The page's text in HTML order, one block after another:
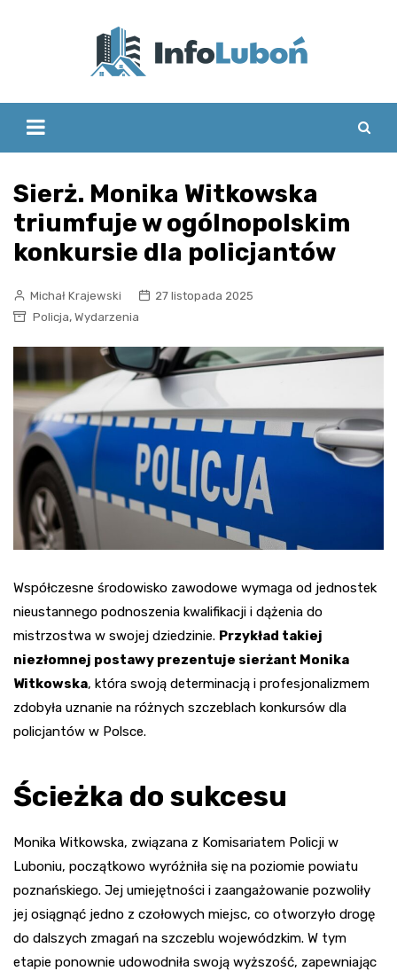
Sierż. Monika Witkowska
triumfuje w ogólnopolskim
konkursie dla policjantów
Michał Krajewski
27 listopada 2025
Policja, Wydarzenia
Współczesne środowisko zawodowe wymaga od jednostek
nieustannego podnoszenia kwalifikacji i dążenia do
mistrzostwa w swojej dziedzinie. Przykład takiej
niezłomnej postawy prezentuje sierżant Monika
Witkowska, która swoją determinacją i profesjonalizmem
zdobyła uznanie na różnych szczeblach konkursów dla
policjantów w Polsce.
Ścieżka do sukcesu
Monika Witkowska, związana z Komisariatem Policji w
Luboniu, początkowo wyróżniła się na poziomie powiatu
poznańskiego. Jej umiejętności i zaangażowanie pozwoliły
jej osiągnąć jedno z czołowych miejsc, co otworzyło drogę
do dalszych zmagań na szczeblu wojewódzkim. W tym
etapie ponownie udowodniła swoją wyższość, zapewniając